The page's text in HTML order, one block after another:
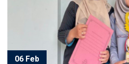
06 Feb